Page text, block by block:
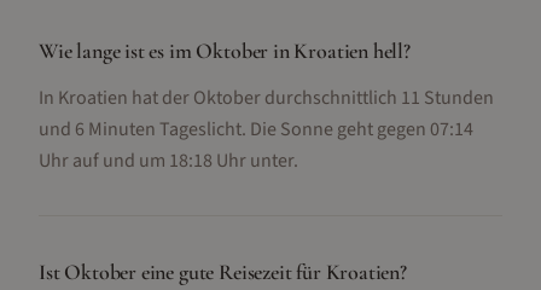
Wie lange ist es im Oktober in Kroatien hell?
In Kroatien hat der Oktober durchschnittlich 11 Stunden
und 6 Minuten Tageslicht. Die Sonne geht gegen 07:14
Uhr auf und um 18:18 Uhr unter.
Ist Oktober eine gute Reisezeit für Kroatien?